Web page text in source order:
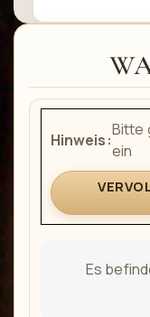
Hinweis:
Bitte
ein
Es